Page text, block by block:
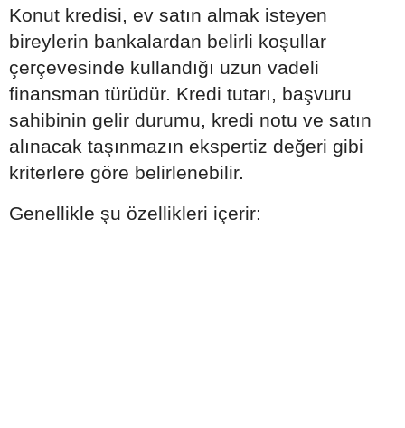
Konut kredisi, ev satın almak isteyen
bireylerin bankalardan belirli koşullar
çerçevesinde kullandığı uzun vadeli
finansman türüdür. Kredi tutarı, başvuru
sahibinin gelir durumu, kredi notu ve satın
alınacak taşınmazın ekspertiz değeri gibi
kriterlere göre belirlenebilir.
Genellikle şu özellikleri içerir: